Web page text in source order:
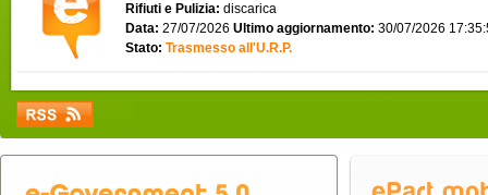
Rifiuti e Pulizia: discarica
Data: 27/07/2026 Ultimo aggiornamento: 30/07/2026
Stato: Trasmesso all'U.R.P.